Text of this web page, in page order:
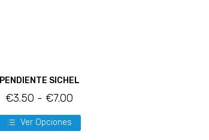
PENDIENTE SICHEL
€3.50 - €7.00
Ver Opciones